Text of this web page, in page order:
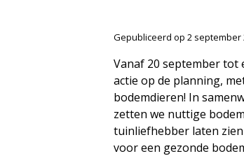
Gepubliceerd op 2 september
Vanaf 20 september tot
actie op de planning,
bodemdieren! In
zetten we nuttige
tuinliefhebber laten
voor een gezonde